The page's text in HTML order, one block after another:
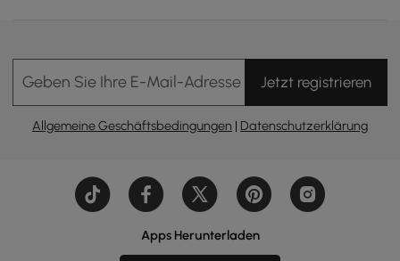
Geben Sie Ihre E-Mail-Adresse EinJetzt registrieren
Allgemeine Geschäftsbedingungen | Datenschutzerklärung
Apps Herunterladen